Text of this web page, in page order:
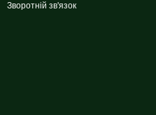
Зворотній зв'язок